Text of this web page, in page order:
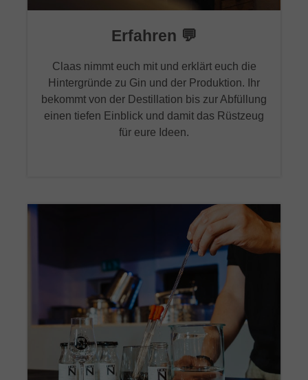
Erfahren 💬
Claas nimmt euch mit und erklärt euch die
Hintergründe zu Gin und der Produktion. Ihr
bekommt von der Destillation bis zur Abfüllung
einen tiefen Einblick und damit das Rüstzeug
für eure Ideen.